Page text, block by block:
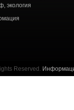
экология
Reserved.